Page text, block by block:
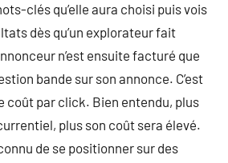
clés qu’elle aura choisi puis vois
dès qu’un explorateur fait
n’est ensuite facturé que
bande sur son annonce. C’est
coût par click. Bien entendu, plus
plus son coût sera élevé.
de se positionner sur des